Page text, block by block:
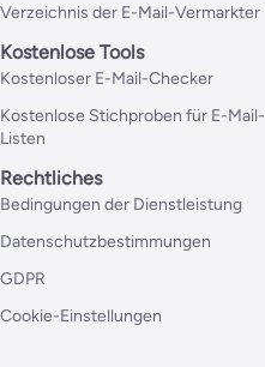
Verzeichnis der E-Mail-Vermarkter
Kostenlose Tools
Kostenloser E-Mail-Checker
Kostenlose Stichproben für E-Mail-
Listen
Rechtliches
Bedingungen der Dienstleistung
Datenschutzbestimmungen
GDPR
Cookie-Einstellungen